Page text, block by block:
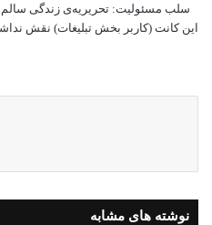
سلب‌ مسئولیت: تحریریه‌ی زندگی سالم
این کانت (کاربر بخش تبلیغات) نقش
نوشته های مشابه